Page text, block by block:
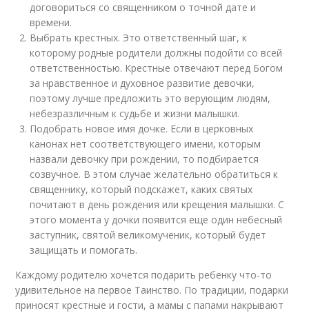
договориться со священником о точной дате и
времени.
Выбрать крестных. Это ответственный шаг, к
которому родные родители должны подойти со всей
ответственностью. Крестные отвечают перед Богом
за нравственное и духовное развитие девочки,
поэтому лучше предложить это верующим людям,
небезразличным к судьбе и жизни малышки.
Подобрать новое имя дочке. Если в церковных
канонах нет соответствующего имени, которым
назвали девочку при рождении, то подбирается
созвучное. В этом случае желательно обратиться к
священнику, который подскажет, каких святых
почитают в день рождения или крещения малышки. С
этого момента у дочки появится еще один небесный
заступник, святой великомученик, который будет
защищать и помогать.
Каждому родителю хочется подарить ребенку что-то
удивительное на первое Таинство. По традиции, подарки
приносят крестные и гости, а мамы с папами накрывают